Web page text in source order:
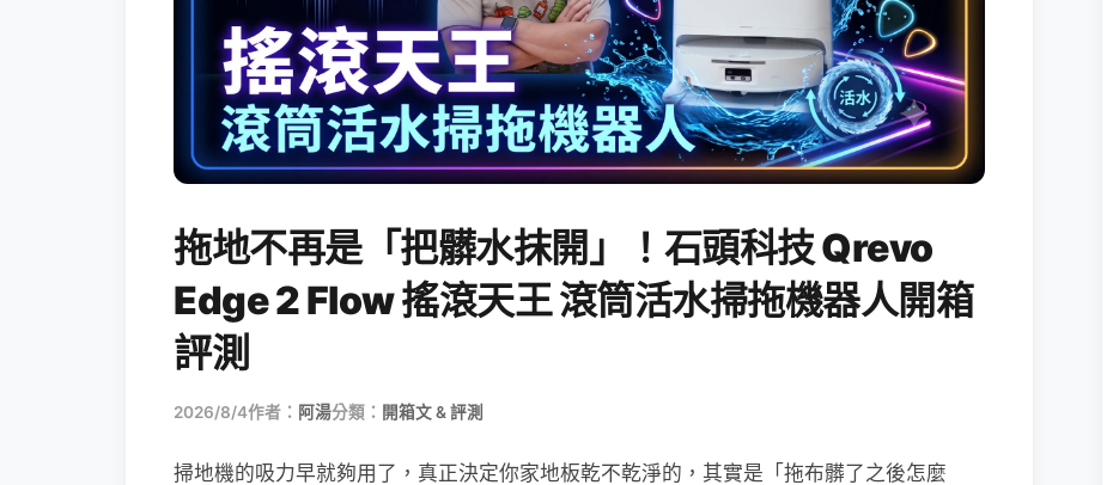
拖地不再是「把髒水抹開」！石頭科技 Qrevo
Edge 2 Flow 搖滾天王 滾筒活水掃拖機器人開箱
評測
2026/8/4作者： 阿湯分類： 開箱文 & 評測
掃地機的吸力早就夠用了，真正決定你家地板乾不乾淨的，其實是「拖布髒了之後怎麼